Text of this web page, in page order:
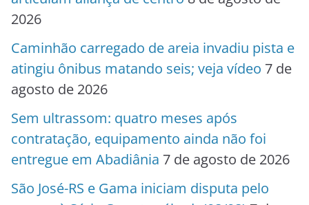
2026
Caminhão carregado de areia invadiu pista e
atingiu ônibus matando seis; veja vídeo 7 de
agosto de 2026
Sem ultrassom: quatro meses após
contratação, equipamento ainda não foi
entregue em Abadiânia 7 de agosto de 2026
São José-RS e Gama iniciam disputa pelo